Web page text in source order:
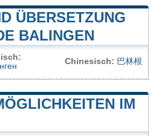
ÜBERSETZUNG
BALINGEN
Chinesisch: 巴林根
IM